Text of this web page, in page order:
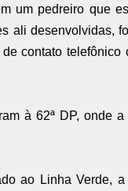
um pedreiro que
ali desenvolvidas,
contato
à 62ª DP, onde
ao Linha Verde,